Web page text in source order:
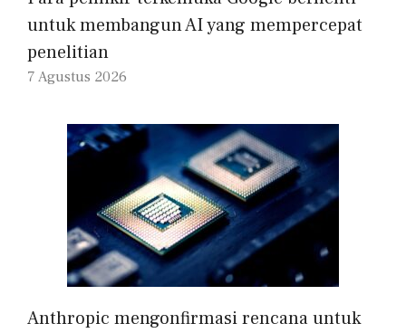
untuk membangun AI yang mempercepat
penelitian
7 Agustus 2026
Anthropic mengonfirmasi rencana untuk